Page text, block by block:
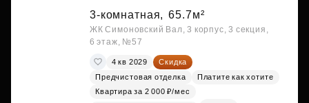
3-комнатная, 65.7м²
ЖК Симоновский Вал, 3 корпус, 3 секция,
6 этаж, №57
4 кв 2029
Скидка
Предчистовая отделка
Платите как хотите
Квартира за 2 000 ₽/мес